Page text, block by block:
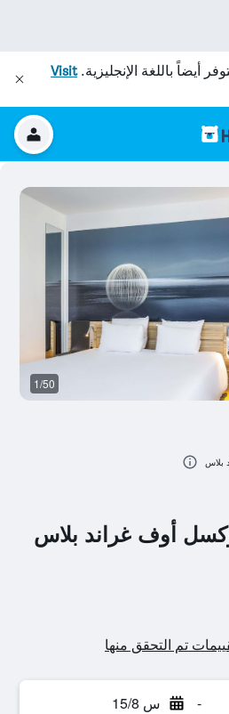
أيضاً باللغة الإنجليزية.Visit
أوف غراند بلاس
- س 15/8
1/50
بلاس